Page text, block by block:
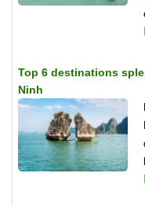
Top 6 destinations
Ninh